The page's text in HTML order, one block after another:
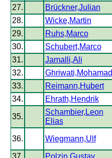
27.
Brückner,Julian
28.
Wicke,Martin
29.
Ruhs,Marco
30.
Schubert,Marco
31.
Jamalli,Ali
32.
Ghriwati,Mohamad
33.
Reimann,Hubert
34.
Ehrath,Hendrik
35.
Schambier,Leon
Elias
36. Wiegmann,Ulf
37. Polzin,Gustav